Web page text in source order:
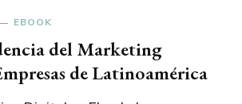
EBOOK
del Marketing
de Latinoamérica